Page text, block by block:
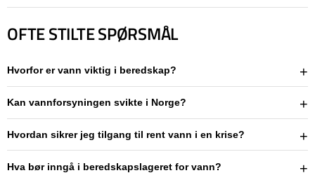
OFTE STILTE SPØRSMÅL
Hvorfor er vann viktig i beredskap?
Kan vannforsyningen svikte i Norge?
Hvordan sikrer jeg tilgang til rent vann i en krise?
Hva bør inngå i beredskapslageret for vann?